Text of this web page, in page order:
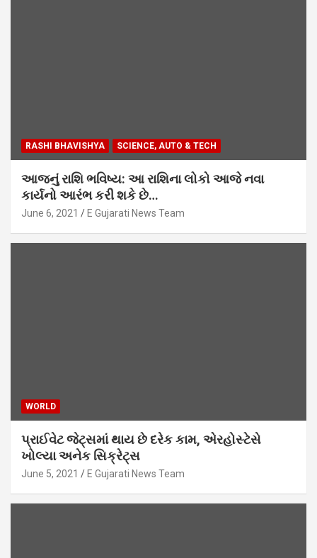
RASHI BHAVISHYA SCIENCE, AUTO & TECH
આજનું રાશિ ભવિષ્ય: આ રાશિના લોકો આજે નવા
કાર્યનો આરંભ કરી શકે છે…
June 6, 2021 E Gujarati News Team
WORLD
પ્રાઈવેટ જેટ્સમાં થાય છે દરેક કામ, એરહોસ્ટેસે
ખોલ્યા અનેક સિક્રેટ્સ
June 5, 2021 E Gujarati News Team